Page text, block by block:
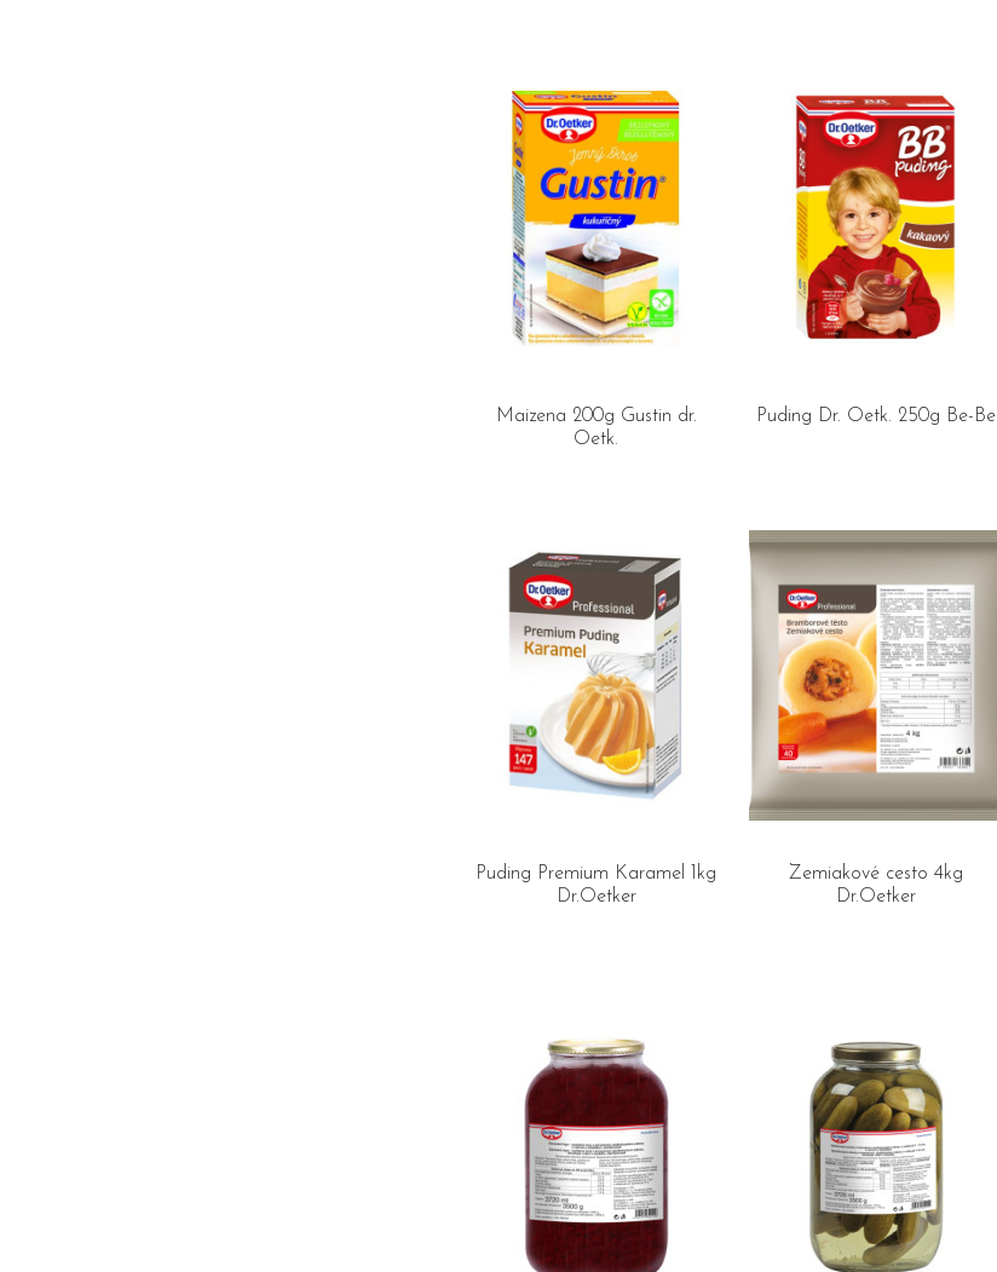
Maizena 200g Gustin dr.
Oetk.
Puding Dr. Oetk. 250g Be-Be
Puding Premium Karamel 1kg
Dr.Oetker
Zemiakové cesto 4kg
Dr.Oetker